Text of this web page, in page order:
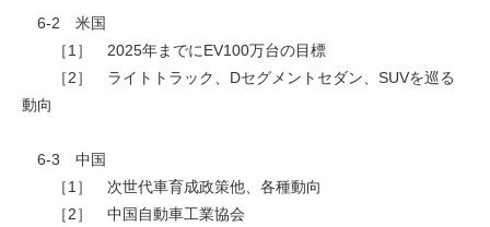
6-2 米国
［1］ 2025年までにEV100万台の目標
［2］ ライトトラック、Dセグメントセダン、SUVを巡る
動向
6-3 中国
［1］ 次世代車育成政策他、各種動向
［2］ 中国自動車工業協会